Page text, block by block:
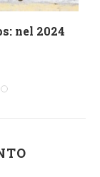
nel 2024